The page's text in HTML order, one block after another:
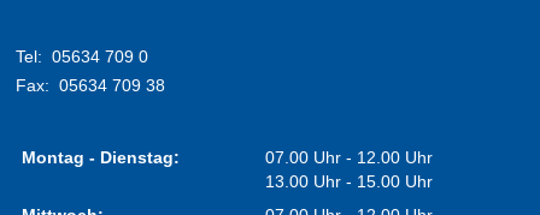
Tel: 05634 709 0
Fax: 05634 709 38
Montag - Dienstag:
07.00 Uhr - 12.00 Uhr
13.00 Uhr - 15.00 Uhr